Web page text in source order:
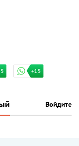
+15
Войдите